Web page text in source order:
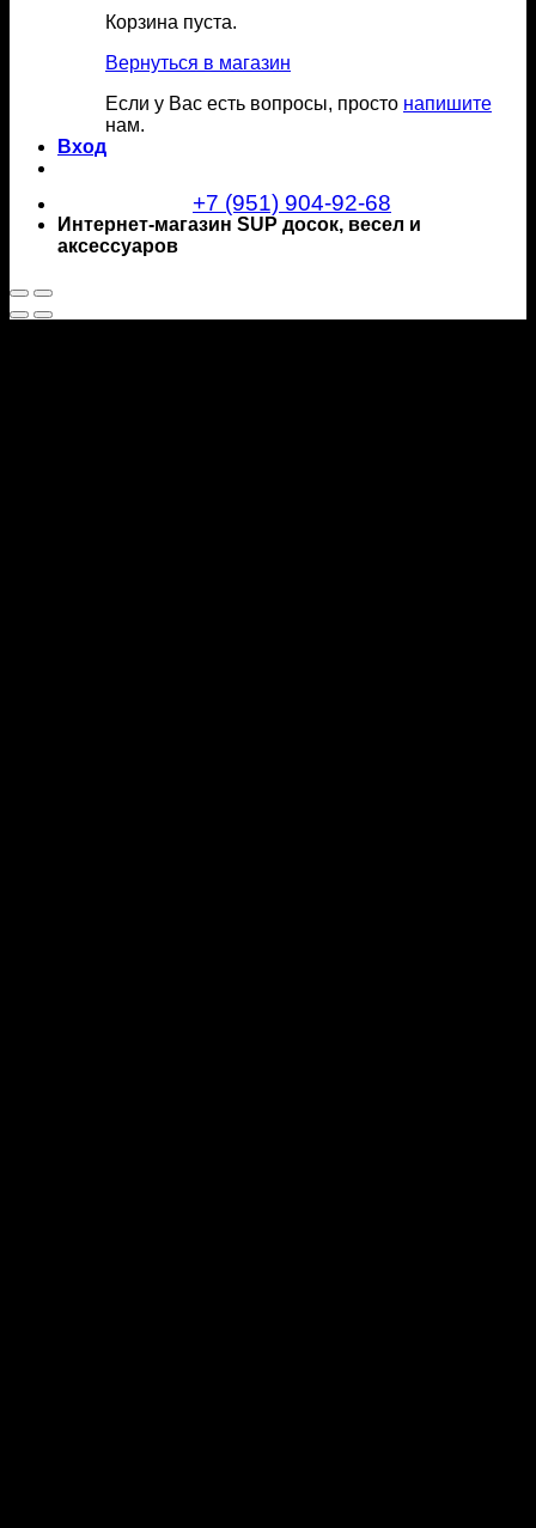
Корзина пуста.
Вернуться в магазин
Если у Вас есть вопросы, просто напишите
нам.
Вход
+7 (951) 904-92-68
Интернет-магазин SUP досок, весел и
аксессуаров